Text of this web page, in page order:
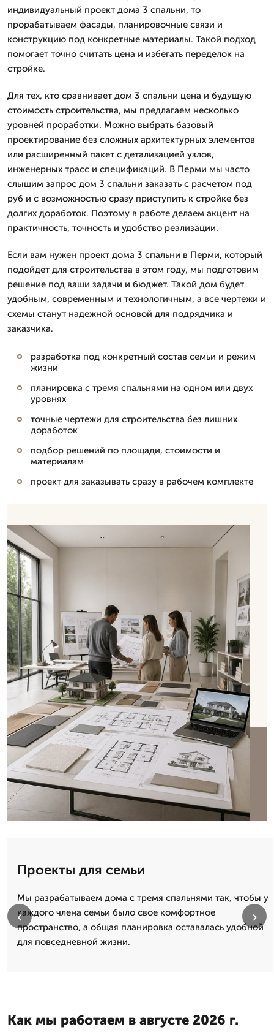
индивидуальный проект дома 3 спальни, то
прорабатываем фасады, планировочные связи и
конструкцию под конкретные материалы. Такой подход
помогает точно считать цена и избегать переделок на
стройке.
Для тех, кто сравнивает дом 3 спальни цена и будущую
стоимость строительства, мы предлагаем несколько
уровней проработки. Можно выбрать базовый
проектирование без сложных архитектурных элементов
или расширенный пакет с детализацией узлов,
инженерных трасс и спецификаций. В Перми мы часто
слышим запрос дом 3 спальни заказать с расчетом под
руб и с возможностью сразу приступить к стройке без
долгих доработок. Поэтому в работе делаем акцент на
практичность, точность и удобство реализации.
Если вам нужен проект дома 3 спальни в Перми, который
подойдет для строительства в этом году, мы подготовим
решение под ваши задачи и бюджет. Такой дом будет
удобным, современным и технологичным, а все чертежи и
схемы станут надежной основой для подрядчика и
заказчика.
разработка под конкретный состав семьи и режим
жизни
планировка с тремя спальнями на одном или двух
уровнях
точные чертежи для строительства без лишних
доработок
подбор решений по площади, стоимости и
материалам
проект для заказывать сразу в рабочем комплекте
Проекты для семьи
Мы разрабатываем дома с тремя спальнями так, чтобы у
каждого члена семьи было свое комфортное
пространство, а общая планировка оставалась удобной
для повседневной жизни.
‹ ›
Как мы работаем в августе 2026 г.